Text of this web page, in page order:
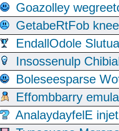
Goazolley
GetabeRtFob
EndallOdole
Insossenulp
Boleseesparse
Effombbarry
AnalaydayfelE